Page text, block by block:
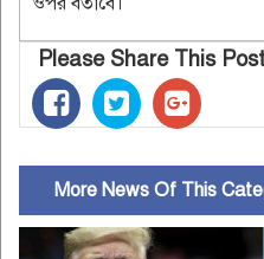
Please Share This
More News Of This